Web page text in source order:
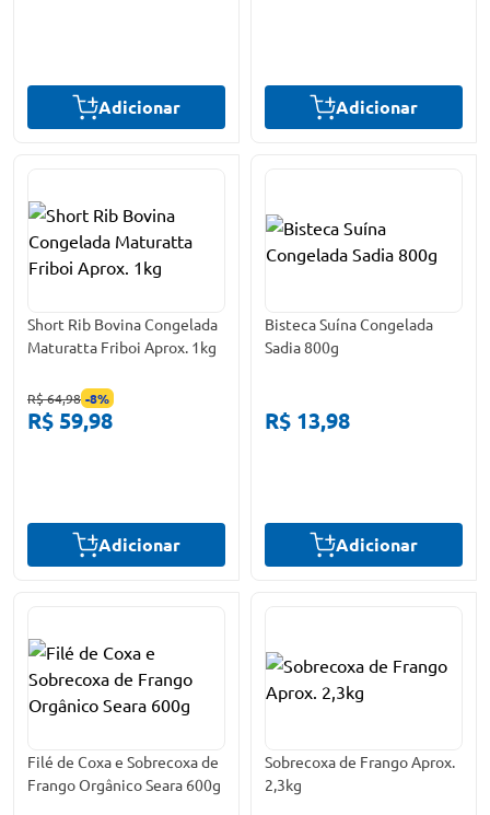
Adicionar Adicionar
Short Rib Bovina Congelada
Maturatta Friboi Aprox. 1kg
R$ 64,98 -8%
R$ 59,98
Adicionar
Bisteca Suína Congelada
Sadia 800g
R$ 13,98
Adicionar
Filé de Coxa e Sobrecoxa de
Frango Orgânico Seara 600g
Sobrecoxa de Frango Aprox.
2,3kg